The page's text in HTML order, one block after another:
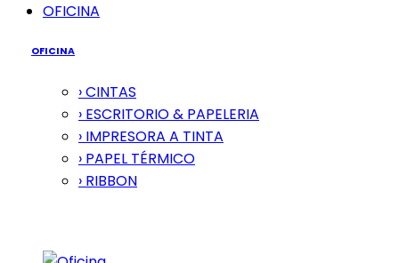
OFICINA
OFICINA
› CINTAS
› ESCRITORIO & PAPELERIA
› IMPRESORA A TINTA
› PAPEL TÉRMICO
› RIBBON